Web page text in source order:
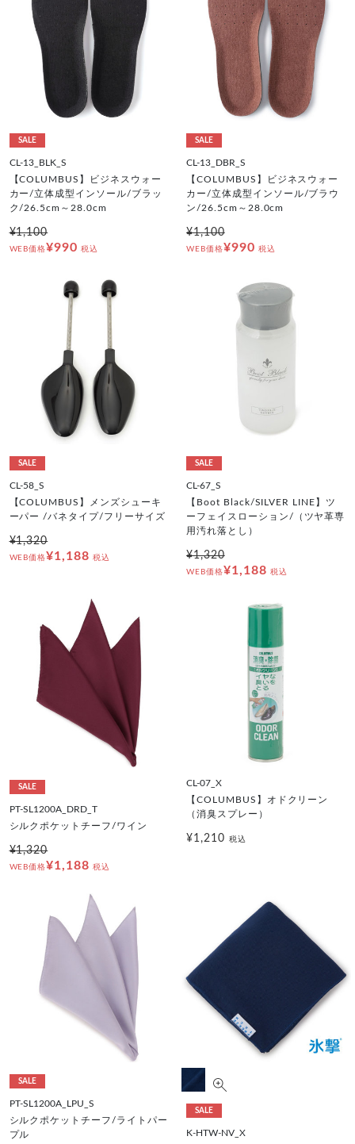
SALE
CL-13_BLK_S
【COLUMBUS】ビジネスウォー
カー/立体成型インソール/ブラッ
ク/26.5cm～28.0cm
¥1,100
WEB価格¥990 税込
SALE
CL-13_DBR_S
【COLUMBUS】ビジネスウォー
カー/立体成型インソール/ブラウ
ン/26.5cm～28.0cm
¥1,100
WEB価格¥990 税込
SALE
CL-58_S
【COLUMBUS】メンズシューキ
ーパー /バネタイプ/フリーサイズ
¥1,320
WEB価格¥1,188 税込
SALE
CL-67_S
【Boot Black/SILVER LINE】ツ
ーフェイスローション/（ツヤ革専
用汚れ落とし）
¥1,320
WEB価格¥1,188 税込
SALE
PT-SL1200A_DRD_T
シルクポケットチーフ/ワイン
¥1,320
WEB価格¥1,188 税込
CL-07_X
【COLUMBUS】オドクリーン
（消臭スプレー）
¥1,210 税込
SALE
PT-SL1200A_LPU_S
シルクポケットチーフ/ライトパー
プル
SALE
K-HTW-NV_X